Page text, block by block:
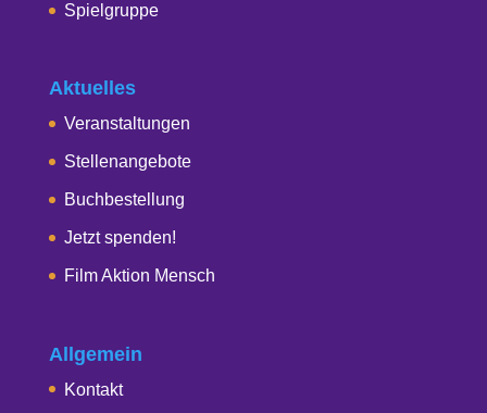
Spielgruppe
Aktuelles
Veranstaltungen
Stellenangebote
Buchbestellung
Jetzt spenden!
Film Aktion Mensch
Allgemein
Kontakt